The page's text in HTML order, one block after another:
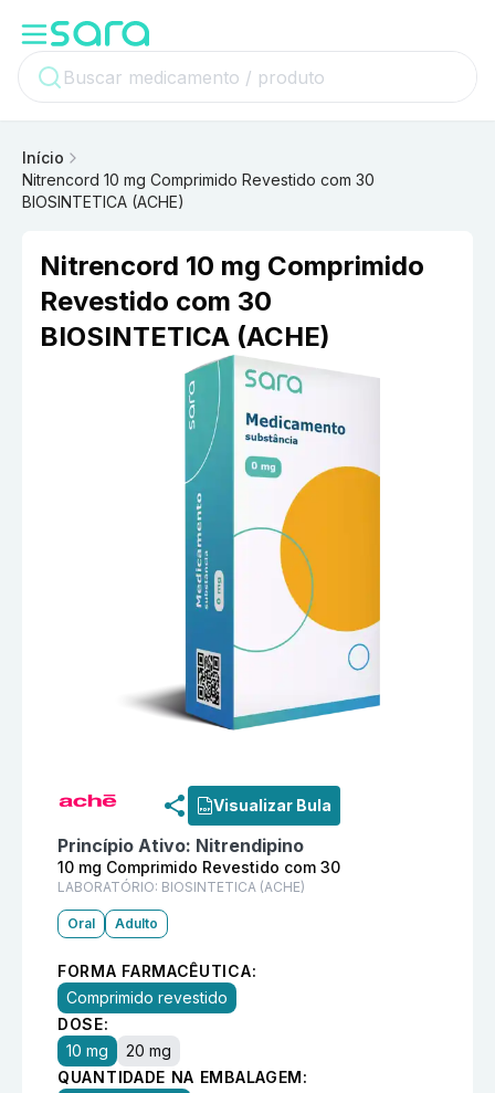
Início
Nitrencord 10 mg Comprimido Revestido com 30
BIOSINTETICA (ACHE)
Nitrencord 10 mg Comprimido
Revestido com 30
BIOSINTETICA (ACHE)
Visualizar Bula
Princípio Ativo: Nitrendipino
10 mg Comprimido Revestido com 30
LABORATÓRIO: BIOSINTETICA (ACHE)
Oral Adulto
FORMA FARMACÊUTICA:
Comprimido revestido
DOSE:
10 mg
20 mg
QUANTIDADE NA EMBALAGEM: